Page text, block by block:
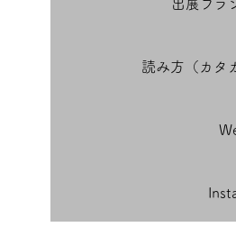
出展ブラ
読み方（カタ